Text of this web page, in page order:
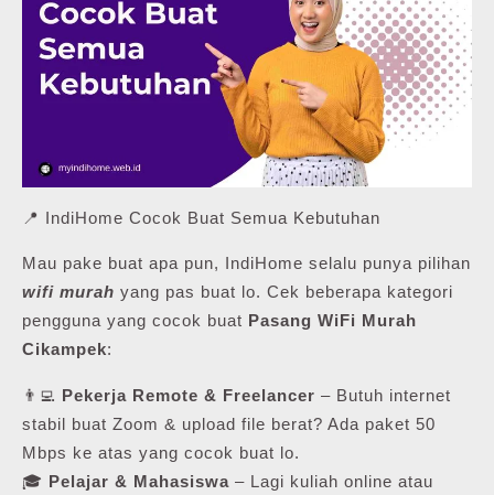
📍 IndiHome Cocok Buat Semua Kebutuhan
Mau pake buat apa pun, IndiHome selalu punya pilihan
wifi murah yang pas buat lo. Cek beberapa kategori
pengguna yang cocok buat Pasang WiFi Murah
Cikampek:
👨‍💻 Pekerja Remote & Freelancer – Butuh internet
stabil buat Zoom & upload file berat? Ada paket 50
Mbps ke atas yang cocok buat lo.
🎓 Pelajar & Mahasiswa – Lagi kuliah online atau